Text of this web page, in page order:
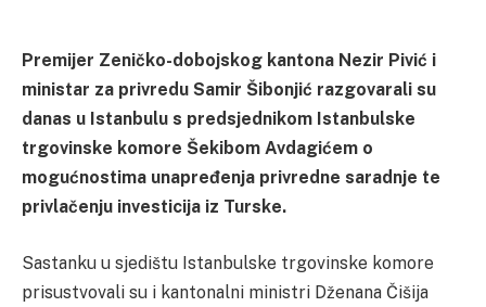
Premijer Zeničko-dobojskog kantona Nezir Pivić i
ministar za privredu Samir Šibonjić razgovarali su
danas u Istanbulu s predsjednikom Istanbulske
trgovinske komore Šekibom Avdagićem o
mogućnostima unapređenja privredne saradnje te
privlačenju investicija iz Turske.
Sastanku u sjedištu Istanbulske trgovinske komore
prisustvovali su i kantonalni ministri Dženana Čišija